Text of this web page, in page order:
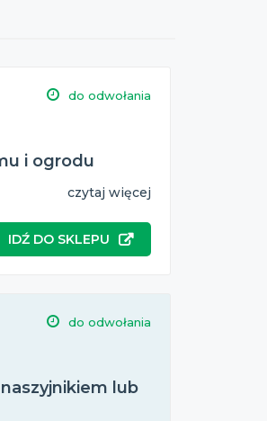
do odwołania
i ogrodu
czytaj więcej
IDŹ DO SKLEPU
do odwołania
lub